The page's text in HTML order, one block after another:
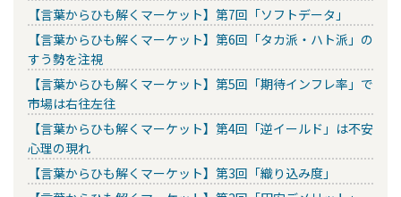
【言葉からひも解くマーケット】第7回「ソフトデータ」
【言葉からひも解くマーケット】第6回「タカ派・ハト派」の
すう勢を注視
【言葉からひも解くマーケット】第5回「期待インフレ率」で
市場は右往左往
【言葉からひも解くマーケット】第4回「逆イールド」は不安
心理の現れ
【言葉からひも解くマーケット】第3回「織り込み度」